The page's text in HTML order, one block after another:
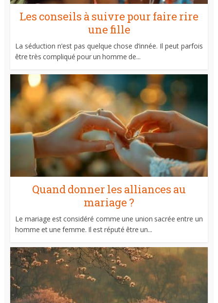
Les conseils à suivre pour faire rire
une fille
La séduction n’est pas quelque chose d’innée. Il peut parfois
être très compliqué pour un homme de...
Quand donner les alliances au
mariage ?
Le mariage est considéré comme une union sacrée entre un
homme et une femme. Il est réputé être un...